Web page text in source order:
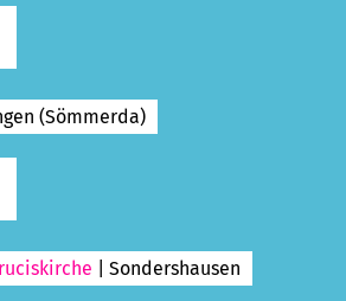
(Sömmerda)
| Sondershausen